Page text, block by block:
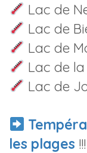
Lac de
Lac de
Lac de
Lac de
Lac de
les plages !!!